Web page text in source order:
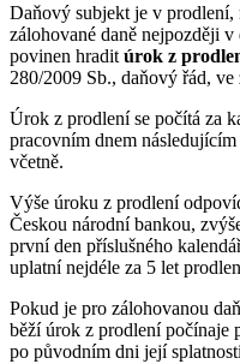
Daňový subjekt je v prodlení,
zálohované daně nejpozději
povinen hradit úrok z
280/2009 Sb., daňový řád,
Úrok z prodlení se počítá za
pracovním dnem
včetně.
Výše úroku z prodlení
Českou národní bankou,
první den příslušného
uplatní nejdéle za 5 let
Pokud je pro zálohovanou
běží úrok z prodlení počínaje
po původním dni její